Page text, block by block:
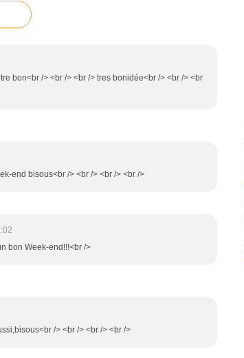
bon<br /> <br /> <br /> tres bonidée<br /> <br /> <br
end bisous<br /> <br /> <br /> <br />
bon Week-end!!!<br />
/> <br /> <br /> <br />